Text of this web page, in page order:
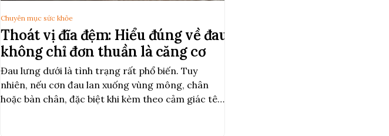
Thoát vị đĩa đệm: Hiểu đúng về đau lưng
không chỉ đơn thuần là căng cơ
Đau lưng dưới là tình trạng rất phổ biến. Tuy
nhiên, nếu cơn đau lan xuống vùng mông, chân
hoặc bàn chân, đặc biệt khi kèm theo cảm giác tê,
Chuyên mục sức khỏe